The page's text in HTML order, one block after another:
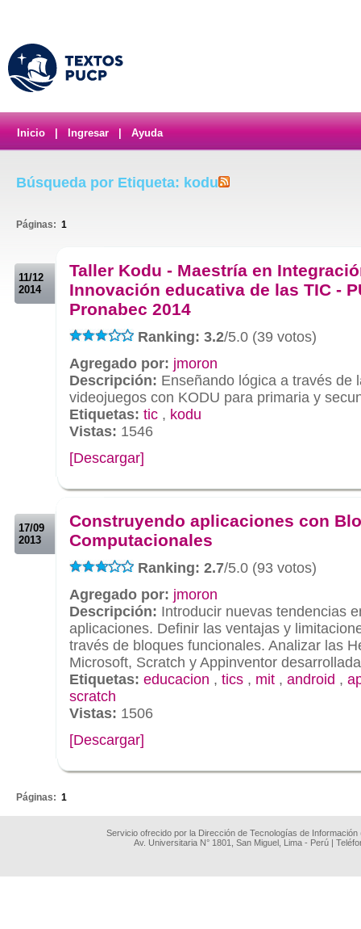
Inicio Ingresar Ayuda
Búsqueda por Etiqueta: kodu
Páginas: 1
11/12
2014
Taller Kodu - Maestría en
Innovación educativa de las TIC -
Pronabec 2014
Ranking: 3.2/5.0 (39 votos)
Agregado por: jmoron
Descripción: Enseñando lógica a través de
videojuegos con KODU para primaria y
Etiquetas: tic , kodu
Vistas: 1546
[Descargar]
17/09
2013
Construyendo aplicaciones con
Computacionales
Ranking: 2.7/5.0 (93 votos)
Agregado por: jmoron
Descripción: Introducir nuevas tendencias
aplicaciones. Definir las ventajas y
través de bloques funcionales. Analizar las
Microsoft, Scratch y Appinventor
Etiquetas: educacion , tics , mit , android ,
scratch
Vistas: 1506
[Descargar]
Páginas: 1
Servicio ofrecido por la Dirección de Tecnologías de
Av. Universitaria N° 1801, San Miguel, Lima - Perú |